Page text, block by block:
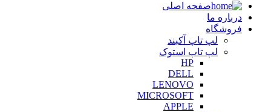
صفحه اصلی
درباره ما
فروشگاه
لپ تاپ آکبند
لپ تاپ استوک
HP
DELL
LENOVO
MICROSOFT
APPLE